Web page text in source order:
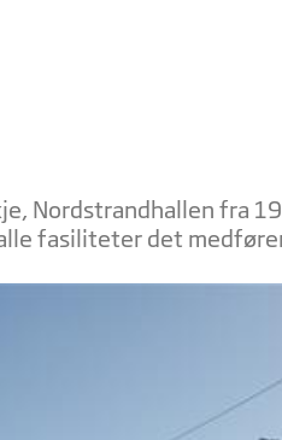
Nordstrandhallen fra
fasiliteter det